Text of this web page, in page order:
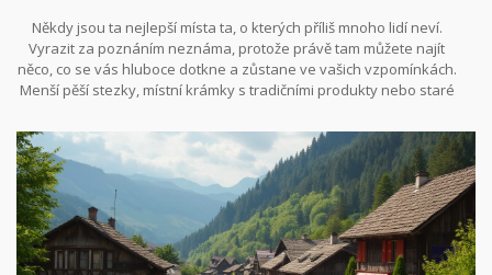
vymožeností. Sednout si na břeh s knihou nebo jen pozorovat
kachny klouzající po hladině, je zážitek, který se nedá nahradit.
Jezero nabízí i možnost si pronajmout loďku, což je perfektní pro
ty, již chtějí objevovat více z této nenápadné, avšak nádherné
Někdy jsou ta nejlepší místa ta, o kterých příliš mnoho lidí neví.
Vyrazit za poznáním neznáma, protože právě tam můžete najít
něco, co se vás hluboce dotkne a zůstane ve vašich vzpomínkách.
Menší pěší stezky, místní krámky s tradičními produkty nebo staré
mozaikupřírody a lidského tvoření. Ať už se na těchto méně
známých místech rozhodnete prozkoumat cokoliv, jistě vás
odmění svou neotřelou krásou a klidem, který jinde jen těžko
najdete.